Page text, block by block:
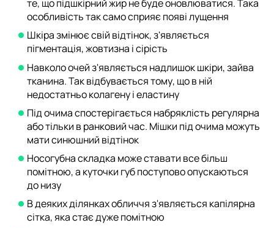
те, що підшкірний жир не буде оновлюватися. Така
особливість так само сприяє появі лущення
Шкіра змінює свій відтінок, з'являється
пігментація, жовтизна і сірість
Навколо очей з'являється надлишок шкіри, зайва
тканина. Так відбувається тому, що в ній
недостатньо колагену і еластину
Під очима спостерігається набряклість регулярна
або тільки в ранковий час. Мішки під очима можуть
мати синюшний відтінок
Носогубна складка може ставати все більш
помітною, а куточки губ поступово опускаються
до низу
В деяких ділянках обличчя з'являється капілярна
сітка, яка стає дуже помітною